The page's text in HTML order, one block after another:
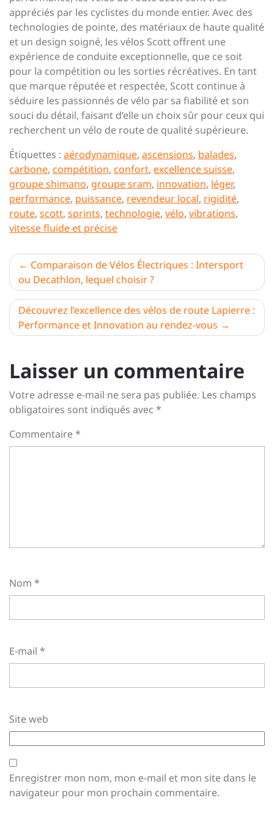
appréciés par les cyclistes du monde entier. Avec des
technologies de pointe, des matériaux de haute qualité
et un design soigné, les vélos Scott offrent une
expérience de conduite exceptionnelle, que ce soit
pour la compétition ou les sorties récréatives. En tant
que marque réputée et respectée, Scott continue à
séduire les passionnés de vélo par sa fiabilité et son
souci du détail, faisant d’elle un choix sûr pour ceux qui
recherchent un vélo de route de qualité supérieure.
Étiquettes : aérodynamique, ascensions, balades,
carbone, compétition, confort, excellence suisse,
groupe shimano, groupe sram, innovation, léger,
performance, puissance, revendeur local, rigidité,
route, scott, sprints, technologie, vélo, vibrations,
vitesse fluide et précise
Navigation
de
l’article
Comparaison de Vélos Électriques : Intersport
ou Decathlon, lequel choisir ?
Découvrez l’excellence des vélos de route Lapierre :
Performance et Innovation au rendez-vous
Laisser un commentaire
Votre adresse e-mail ne sera pas publiée. Les champs
obligatoires sont indiqués avec *
Commentaire*
Nom *
E-mail *
Site web
Enregistrer mon nom, mon e-mail et mon site dans le
navigateur pour mon prochain commentaire.